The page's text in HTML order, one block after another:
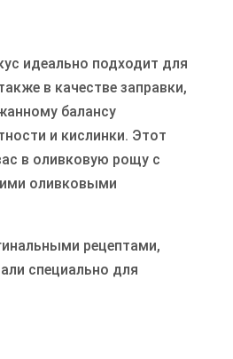
идеально подходит для
в качестве заправки,
балансу
и кислинки. Этот
в оливковую рощу с
оливковыми
рецептами,
специально для